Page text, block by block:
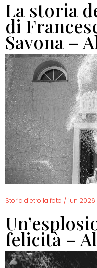
La storia
di
Savona –
Storia dietro la foto / jun 2026
felicità –